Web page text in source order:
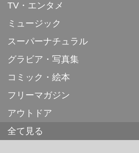
TV・エンタメ
ミュージック
スーパーナチュラル
グラビア・写真集
コミック・絵本
フリーマガジン
アウトドア
全て見る